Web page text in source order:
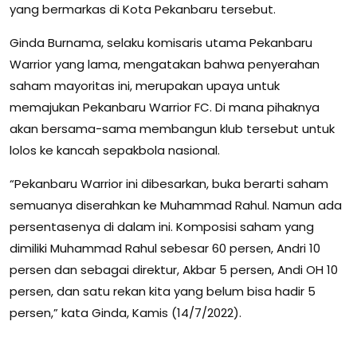
yang bermarkas di Kota Pekanbaru tersebut.
Ginda Burnama, selaku komisaris utama Pekanbaru
Warrior yang lama, mengatakan bahwa penyerahan
saham mayoritas ini, merupakan upaya untuk
memajukan Pekanbaru Warrior FC. Di mana pihaknya
akan bersama-sama membangun klub tersebut untuk
lolos ke kancah sepakbola nasional.
“Pekanbaru Warrior ini dibesarkan, buka berarti saham
semuanya diserahkan ke Muhammad Rahul. Namun ada
persentasenya di dalam ini. Komposisi saham yang
dimiliki Muhammad Rahul sebesar 60 persen, Andri 10
persen dan sebagai direktur, Akbar 5 persen, Andi OH 10
persen, dan satu rekan kita yang belum bisa hadir 5
persen,” kata Ginda, Kamis (14/7/2022).